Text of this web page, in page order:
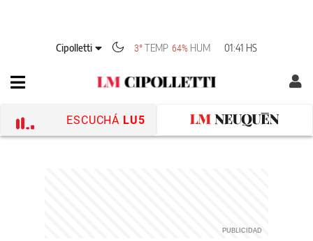
Cipolletti 3° TEMP 64% HUM 01:41 HS
ESCUCHÁ LU5